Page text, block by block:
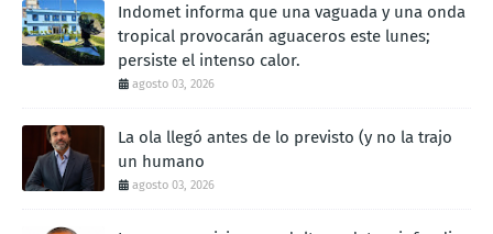
Indomet informa que una vaguada y una onda
tropical provocarán aguaceros este lunes;
persiste el intenso calor.
agosto 03, 2026
La ola llegó antes de lo previsto (y no la trajo
un humano
agosto 03, 2026